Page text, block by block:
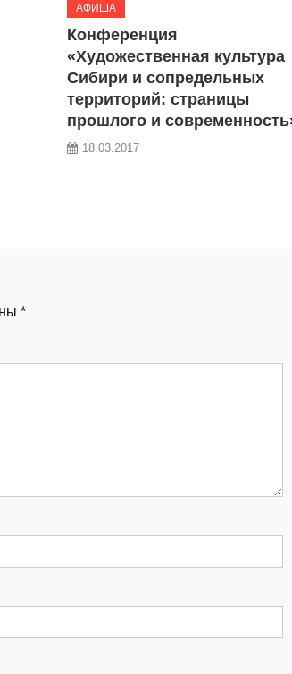
АФИША
Конференция
«Художественная культура
Сибири и сопредельных
территорий: страницы
прошлого и
18.03.2017
*